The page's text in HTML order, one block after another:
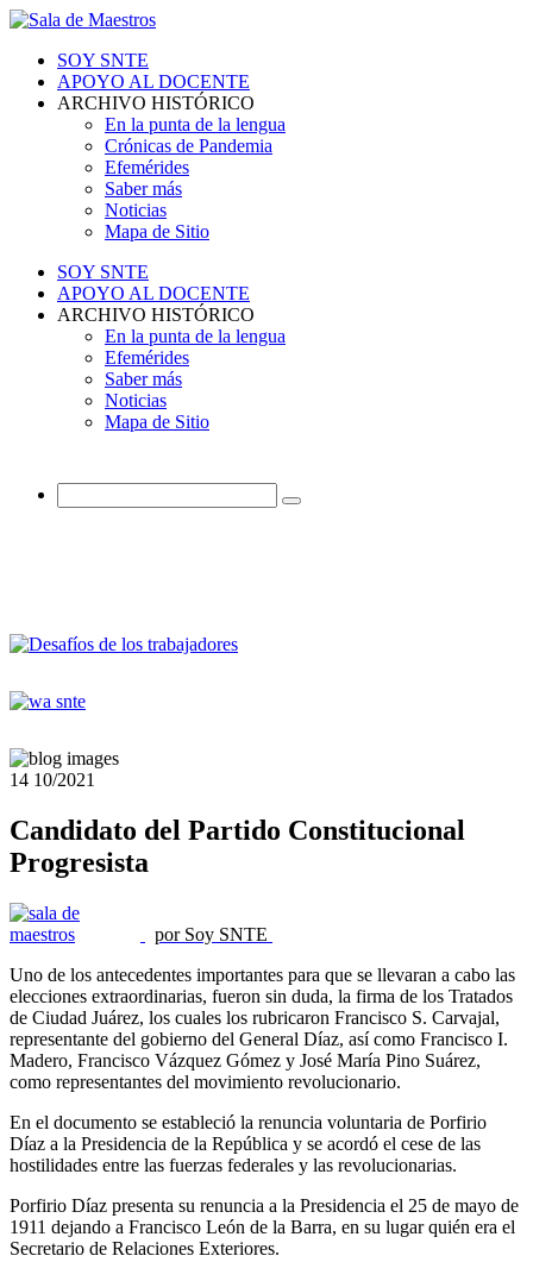
SOY SNTE
APOYO AL DOCENTE
ARCHIVO HISTÓRICO
En la punta de la lengua
Crónicas de Pandemia
Efemérides
Saber más
Noticias
Mapa de Sitio
SOY SNTE
APOYO AL DOCENTE
ARCHIVO HISTÓRICO
En la punta de la lengua
Efemérides
Saber más
Noticias
Mapa de Sitio
14 10/2021
Candidato del Partido Constitucional
Progresista
por Soy SNTE
Uno de los antecedentes importantes para que se llevaran a cabo las
elecciones extraordinarias, fueron sin duda, la firma de los Tratados
de Ciudad Juárez, los cuales los rubricaron Francisco S. Carvajal,
representante del gobierno del General Díaz, así como Francisco I.
Madero, Francisco Vázquez Gómez y José María Pino Suárez,
como representantes del movimiento revolucionario.
En el documento se estableció la renuncia voluntaria de Porfirio
Díaz a la Presidencia de la República y se acordó el cese de las
hostilidades entre las fuerzas federales y las revolucionarias.
Porfirio Díaz presenta su renuncia a la Presidencia el 25 de mayo de
1911 dejando a Francisco León de la Barra, en su lugar quién era el
Secretario de Relaciones Exteriores.